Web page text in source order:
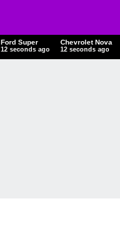
Ford Super
13 seconds ago
Chevrolet Nova
13 seconds ago